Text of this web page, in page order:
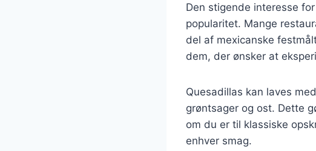
Den stigende interesse
popularitet. Mange
del af mexicanske
dem, der ønsker at
Quesadillas kan laves
grøntsager og ost. Dette
om du er til klassiske
enhver smag.